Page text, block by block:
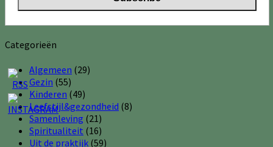
Categorieën
Algemeen (29)
Gezin (55)
Kinderen (49)
Leefstijl&gezondheid (8)
Samenleving (21)
Spiritualiteit (16)
Uit de praktijk (59)